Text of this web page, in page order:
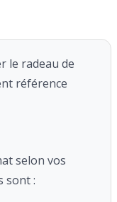
le radeau de
référence
selon vos
sont :